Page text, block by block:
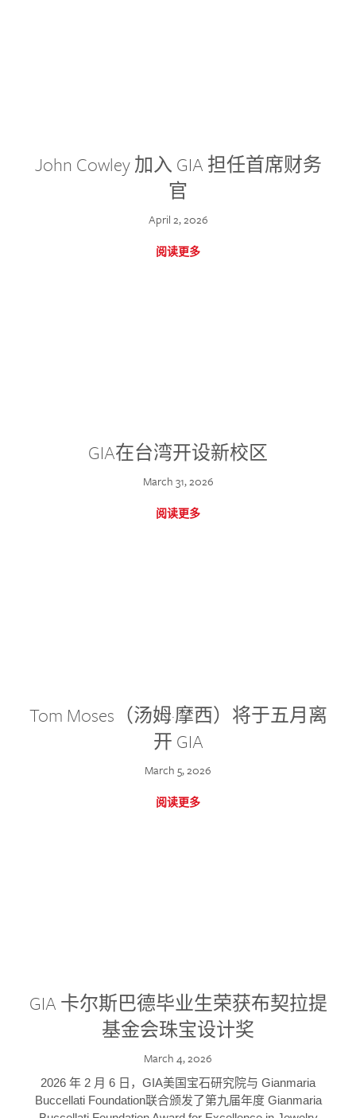
John Cowley 加入 GIA 担任首席财务
官
April 2, 2026
阅读更多
GIA在台湾开设新校区
March 31, 2026
阅读更多
Tom Moses（汤姆·摩西）将于五月离
开 GIA
March 5, 2026
阅读更多
GIA 卡尔斯巴德毕业生荣获布契拉提
基金会珠宝设计奖
March 4, 2026
2026 年 2 月 6 日，GIA美国宝石研究院与 Gianmaria
Buccellati Foundation联合颁发了第九届年度 Gianmaria